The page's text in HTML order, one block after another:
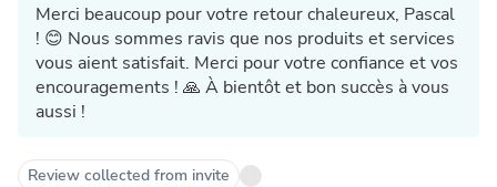
Merci beaucoup pour votre retour chaleureux, Pascal
! 😊 Nous sommes ravis que nos produits et services
vous aient satisfait. Merci pour votre confiance et vos
encouragements ! 🙏 À bientôt et bon succès à vous
aussi !
Review collected from invite